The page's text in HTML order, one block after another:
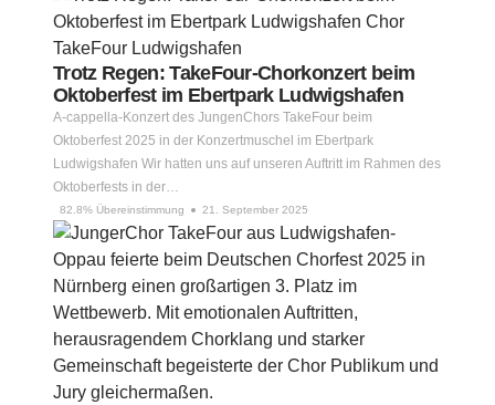
Trotz Regen: TakeFour-Chorkonzert beim
Oktoberfest im Ebertpark Ludwigshafen
A-cappella-Konzert des JungenChors TakeFour beim
Oktoberfest 2025 in der Konzertmuschel im Ebertpark
Ludwigshafen Wir hatten uns auf unseren Auftritt im Rahmen des
Oktoberfests in der…
82.8% Übereinstimmung 21. September 2025